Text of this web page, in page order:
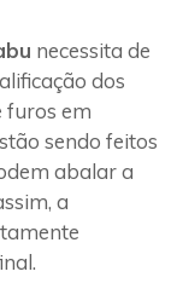
necessita de
dos
furos em
sendo feitos
abalar a
a